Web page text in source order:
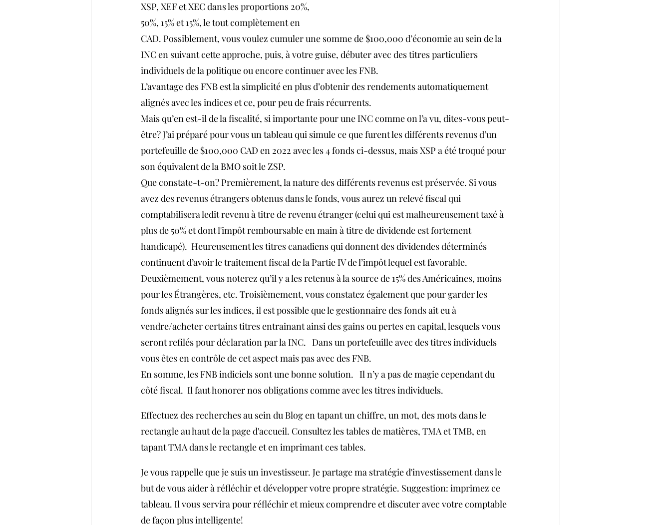
XSP, XEF et XEC dans les proportions 20%,
50%, 15% et 15%, le tout complètement en
CAD. Possiblement, vous voulez cumuler une somme de $100,000 d’économie au sein de la
INC en suivant cette approche, puis, à votre guise, débuter avec des titres particuliers
individuels de la politique ou encore continuer avec les FNB.
L’avantage des FNB est la simplicité en plus d’obtenir des rendements automatiquement
alignés avec les indices et ce, pour peu de frais récurrents.
Mais qu’en est-il de la fiscalité, si importante pour une INC comme on l’a vu, dites-vous peut-
être? J’ai préparé pour vous un tableau qui simule ce que furent les différents revenus d’un
portefeuille de $100,000 CAD en 2022 avec les 4 fonds ci-dessus, mais XSP a été troqué pour
son équivalent de la BMO soit le ZSP.
Que constate-t-on? Premièrement, la nature des différents revenus est préservée. Si vous
avez des revenus étrangers obtenus dans le fonds, vous aurez un relevé fiscal qui
comptabilisera ledit revenu à titre de revenu étranger (celui qui est malheureusement taxé à
plus de 50% et dont l'impôt remboursable en main à titre de dividende est fortement
handicapé).  Heureusement les titres canadiens qui donnent des dividendes déterminés
continuent d’avoir le traitement fiscal de la Partie IV de l’impôt lequel est favorable.
Deuxièmement, vous noterez qu’il y a les retenus à la source de 15% des Américaines, moins
pour les Étrangères, etc. Troisièmement, vous constatez également que pour garder les
fonds alignés sur les indices, il est possible que le gestionnaire des fonds ait eu à
vendre/acheter certains titres entrainant ainsi des gains ou pertes en capital, lesquels vous
seront refilés pour déclaration par la INC.   Dans un portefeuille avec des titres individuels
vous êtes en contrôle de cet aspect mais pas avec des FNB.
En somme, les FNB indiciels sont une bonne solution.   Il n’y a pas de magie cependant du
côté fiscal.  Il faut honorer nos obligations comme avec les titres individuels.
Effectuez des recherches au sein du Blog en tapant un chiffre, un mot, des mots dans le
rectangle au haut de la page d'accueil. Consultez les tables de matières, TMA et TMB, en
tapant TMA dans le rectangle et en imprimant ces tables.
Je vous rappelle que je suis un investisseur. Je partage ma stratégie d'investissement dans le
but de vous aider à réfléchir et développer votre propre stratégie. Suggestion: imprimez ce
tableau. Il vous servira pour réfléchir et mieux comprendre et discuter avec votre comptable
de façon plus intelligente!